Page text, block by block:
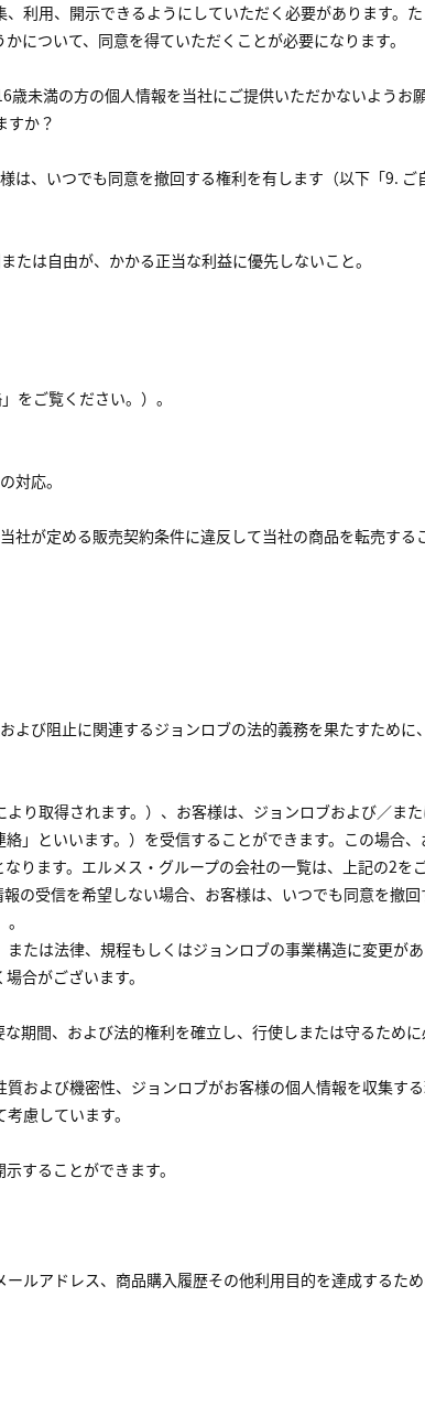
利用、開示できるようにしていただく必要があります。
について、同意を得ていただくことが必要になります。
未満の方の個人情報を当社にご提供いただかないようお願
すか？
、いつでも同意を撤回する権利を有します（以下「9. ご
は自由が、かかる正当な利益に優先しないこと。
をご覧ください。）。
対応。
が定める販売契約条件に違反して当社の商品を転売する
び阻止に関連するジョンロブの法的義務を果たすために
り取得されます。）、お客様は、ジョンロブおよび／ま
」といいます。）を受信することができます。この場合
ます。エルメス・グループの会社の一覧は、上記の2を
の受信を希望しない場合、お客様は、いつでも同意を撤
たは法律、規程もしくはジョンロブの事業構造に変更が
合がございます。
期間、および法的権利を確立し、行使しまたは守るため
および機密性、ジョンロブがお客様の個人情報を収集す
慮しています。
することができます。
ルアドレス、商品購入履歴その他利用目的を達成するため